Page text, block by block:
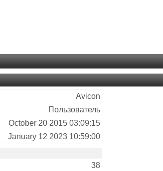
Avicon
Пользователь
October 20 2015 03:09:15
January 12 2023 10:59:00
38